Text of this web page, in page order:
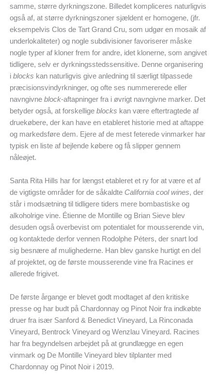
samme, større dyrkningszone. Billedet kompliceres naturligvis
også af, at større dyrkningszoner sjældent er homogene, (jfr.
eksempelvis Clos de Tart Grand Cru, som udgør en mosaik af
underlokaliteter) og nogle subdivisioner favoriserer måske
nogle typer af kloner frem for andre, idet klonerne, som angivet
tidligere, selv er dyrkningsstedssensitive. Denne organisering
i blocks kan naturligvis give anledning til særligt tilpassede
præcisionsvindyrkninger, og ofte ses nummererede eller
navngivne block-aftapninger fra i øvrigt navngivne marker. Det
betyder også, at forskellige blocks kan være eftertragtede af
druekøbere, der kan have en etableret historie med at aftappe
og markedsføre dem. Ejere af de mest feterede vinmarker har
typisk en liste af bejlende købere og få slipper gennem
nåleøjet.
Santa Rita Hills har for længst etableret et ry for at være et af
de vigtigste områder for de såkaldte California cool wines, der
står i modsætning til tidligere tiders mere bombastiske og
alkoholrige vine. Étienne de Montille og Brian Sieve blev
desuden også overbevist om potentialet for mousserende vin,
og kontaktede derfor vennen Rodolphe Péters, der snart lod
sig besnære af mulighederne. Han blev ganske hurtigt en del
af projektet, og de første mousserende vine fra Racines er
allerede frigivet.
De første årgange er blevet godt modtaget af den kritiske
presse og har budt på Chardonnay og Pinot Noir fra indkøbte
druer fra især Sanford & Benedict Vineyard, La Rinconada
Vineyard, Bentrock Vineyard og Wenzlau Vineyard. Racines
har fra begyndelsen arbejdet på at grundlægge en egen
vinmark og De Montille Vineyard blev tilplanter med
Chardonnay og Pinot Noir i 2019.